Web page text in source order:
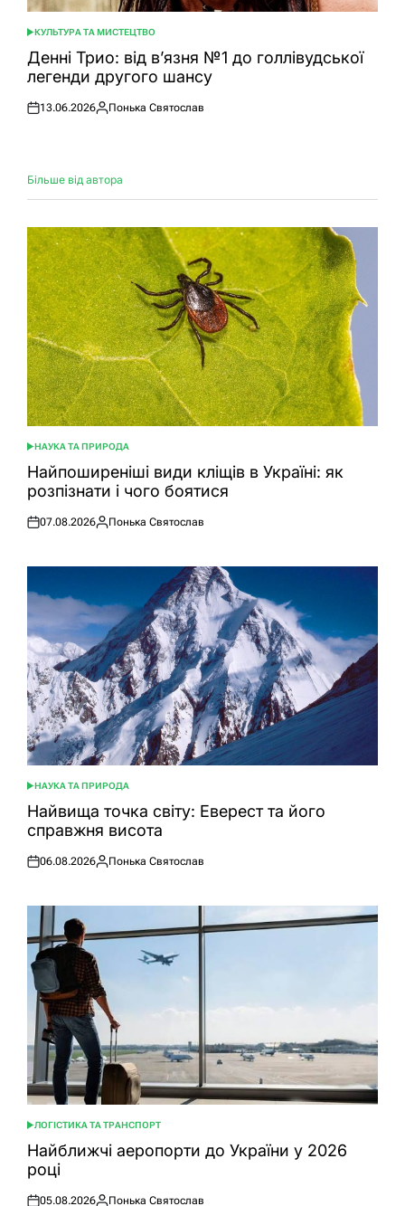
ОПУБЛІКУВАТИ
У
КУЛЬТУРА ТА МИСТЕЦТВО
Денні Трио: від в’язня №1 до голлівудської
легенди другого шансу
Оприлюднено
13.06.2026
Опубліковано
Понька Святослав
Більше від автора
ОПУБЛІКУВАТИ
У
НАУКА ТА ПРИРОДА
Найпоширеніші види кліщів в Україні: як
розпізнати і чого боятися
Оприлюднено
07.08.2026
Опубліковано
Понька Святослав
ОПУБЛІКУВАТИ
У
НАУКА ТА ПРИРОДА
Найвища точка світу: Еверест та його
справжня висота
Оприлюднено
06.08.2026
Опубліковано
Понька Святослав
ОПУБЛІКУВАТИ
У
ЛОГІСТИКА ТА ТРАНСПОРТ
Найближчі аеропорти до України у 2026
році
05.08.2026 Понька Святослав